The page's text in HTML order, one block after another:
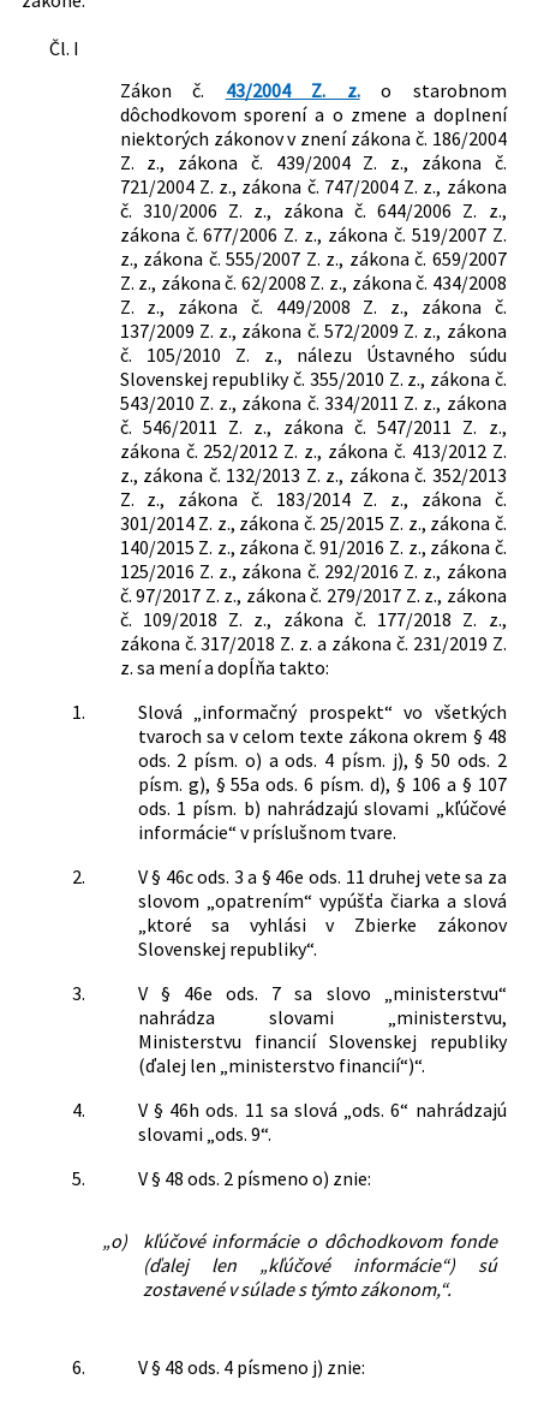
Čl. I
Zákon č. 43/2004 Z. z.o starobnom
dôchodkovom sporení a o zmene a doplnení
niektorých zákonov v znení zákona č. 186/2004
Z. z., zákona č. 439/2004 Z. z., zákona č.
721/2004 Z. z., zákona č. 747/2004 Z. z., zákona
č. 310/2006 Z. z., zákona č. 644/2006 Z. z.,
zákona č. 677/2006 Z. z., zákona č. 519/2007 Z.
z., zákona č. 555/2007 Z. z., zákona č. 659/2007
Z. z., zákona č. 62/2008 Z. z., zákona č. 434/2008
Z. z., zákona č. 449/2008 Z. z., zákona č.
137/2009 Z. z., zákona č. 572/2009 Z. z., zákona
č. 105/2010 Z. z., nálezu Ústavného súdu
Slovenskej republiky č. 355/2010 Z. z., zákona č.
543/2010 Z. z., zákona č. 334/2011 Z. z., zákona
č. 546/2011 Z. z., zákona č. 547/2011 Z. z.,
zákona č. 252/2012 Z. z., zákona č. 413/2012 Z.
z., zákona č. 132/2013 Z. z., zákona č. 352/2013
Z. z., zákona č. 183/2014 Z. z., zákona č.
301/2014 Z. z., zákona č. 25/2015 Z. z., zákona č.
140/2015 Z. z., zákona č. 91/2016 Z. z., zákona č.
125/2016 Z. z., zákona č. 292/2016 Z. z., zákona
č. 97/2017 Z. z., zákona č. 279/2017 Z. z., zákona
č. 109/2018 Z. z., zákona č. 177/2018 Z. z.,
zákona č. 317/2018 Z. z. a zákona č. 231/2019 Z.
z. sa mení a dopĺňa takto:
1.
Slová „informačný prospekt“ vo všetkých
tvaroch sa v celom texte zákona okrem § 48
ods. 2 písm. o) a ods. 4 písm. j), § 50 ods. 2
písm. g), § 55a ods. 6 písm. d), § 106 a § 107
ods. 1 písm. b) nahrádzajú slovami „kľúčové
informácie“ v príslušnom tvare.
2.
V § 46c ods. 3 a § 46e ods. 11 druhej vete sa za
slovom „opatrením“ vypúšťa čiarka a slová
„ktoré sa vyhlási v Zbierke zákonov
Slovenskej republiky“.
3.
V § 46e ods. 7 sa slovo „ministerstvu“
nahrádza slovami „ministerstvu,
Ministerstvu financií Slovenskej republiky
(ďalej len „ministerstvo financií“)“.
4.
V § 46h ods. 11 sa slová „ods. 6“ nahrádzajú
slovami „ods. 9“.
5.
V § 48 ods. 2 písmeno o) znie:
„o)
kľúčové informácie o dôchodkovom fonde
(ďalej len „kľúčové informácie“) sú
zostavené v súlade s týmto zákonom,“.
6. V § 48 ods. 4 písmeno j) znie: